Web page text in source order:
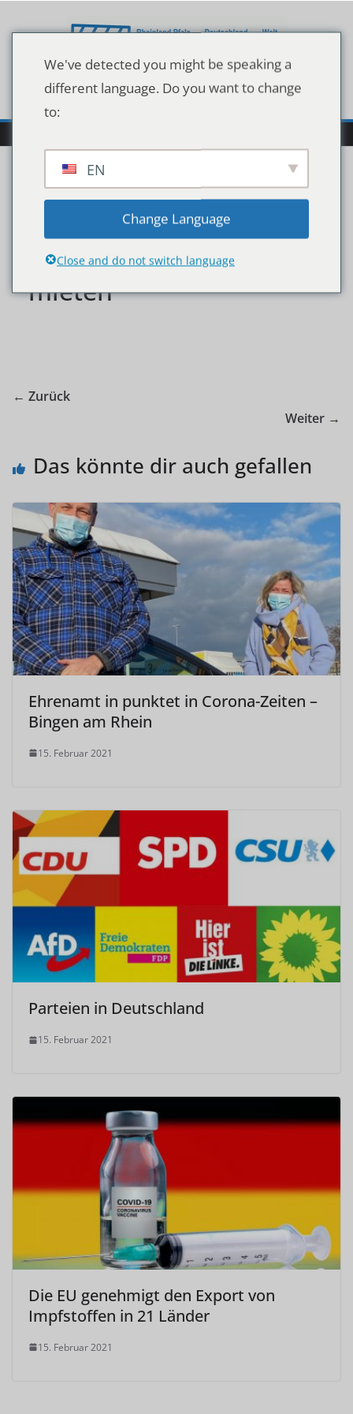
Inhalt
studio-friedman-was-
hilft-gegen-zu-hohe-
mieten
← Zurück
Weiter →
Das könnte dir auch gefallen
Ehrenamt in punktet in Corona-Zeiten –
Bingen am Rhein
15. Februar 2021
Parteien in Deutschland
15. Februar 2021
Die EU genehmigt den Export von
Impfstoffen in 21 Länder
15. Februar 2021
We've detected you might be speaking a
different language. Do you want to change
to:
EN
Change Language
Close and do not switch language